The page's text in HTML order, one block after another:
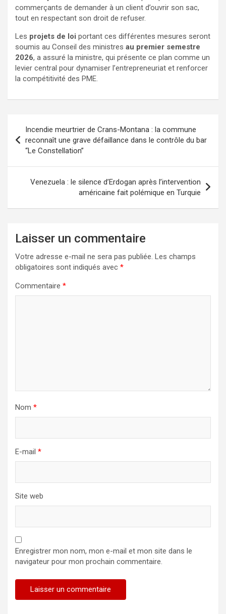
commerçants de demander à un client d’ouvrir son sac,
tout en respectant son droit de refuser.
Les projets de loi portant ces différentes mesures seront
soumis au Conseil des ministres au premier semestre
2026, a assuré la ministre, qui présente ce plan comme un
levier central pour dynamiser l’entrepreneuriat et renforcer
la compétitivité des PME.
Incendie meurtrier de Crans-Montana : la commune
reconnaît une grave défaillance dans le contrôle du bar
“Le Constellation”
Venezuela : le silence d’Erdogan après l’intervention
américaine fait polémique en Turquie
Laisser un commentaire
Votre adresse e-mail ne sera pas publiée. Les champs
obligatoires sont indiqués avec *
Commentaire *
Nom *
E-mail *
Site web
Enregistrer mon nom, mon e-mail et mon site dans le
navigateur pour mon prochain commentaire.